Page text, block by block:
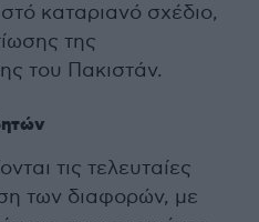
καταριανό σχέδιο,
της
του Πακιστάν.
τις τελευταίες
των διαφορών, με